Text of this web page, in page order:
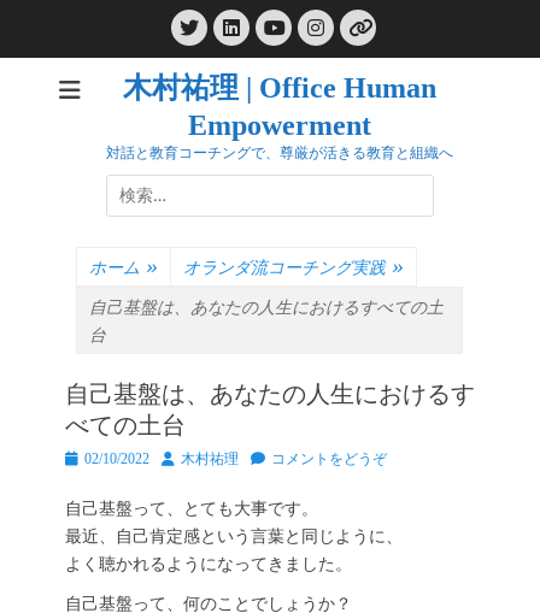
TwitterLinkedIn
YouTube
Instagram
リ
ン
ク
木村祐理 | Office Human
Empowerment
対話と教育コーチングで、尊厳が活きる教育と組織へ
検
索:
ホーム » オランダ流コーチング実践 »
自己基盤は、あなたの人生におけるすべての土
台
自己基盤は、あなたの人生におけるす
べての土台
投
日
02/10/2022
投
者
木村祐理 コメントをどうぞ
自己基盤って、とても大事です。
最近、自己肯定感という言葉と同じように、
よく聴かれるようになってきました。
自己基盤って、何のことでしょうか？